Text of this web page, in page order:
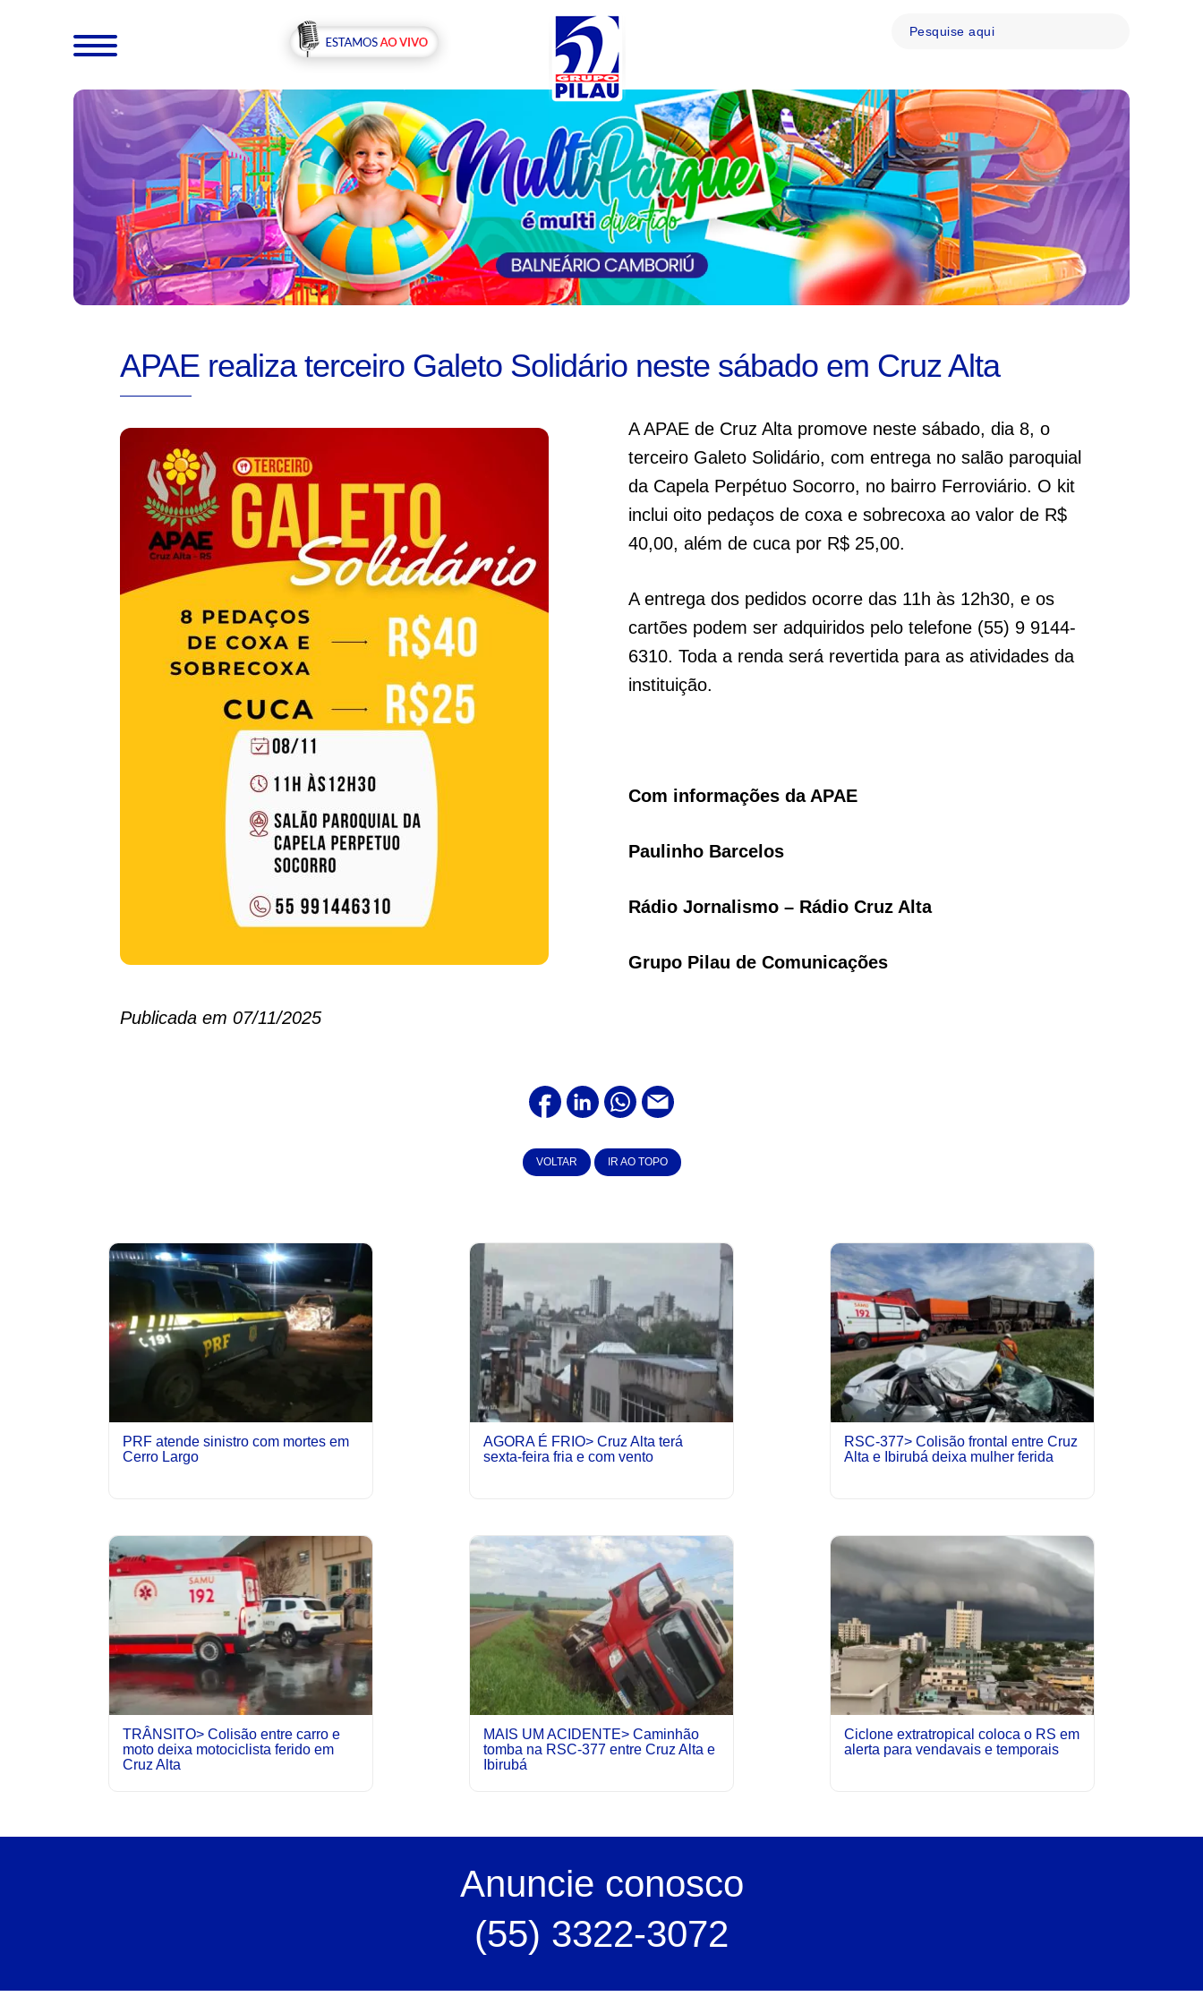
APAE realiza terceiro Galeto Solidário neste sábado em Cruz Alta
A APAE de Cruz Alta promove neste sábado, dia 8, o
terceiro Galeto Solidário, com entrega no salão paroquial
da Capela Perpétuo Socorro, no bairro Ferroviário. O kit
inclui oito pedaços de coxa e sobrecoxa ao valor de R$
40,00, além de cuca por R$ 25,00.
A entrega dos pedidos ocorre das 11h às 12h30, e os
cartões podem ser adquiridos pelo telefone (55) 9 9144-
6310. Toda a renda será revertida para as atividades da
instituição.
Com informações da APAE
Paulinho Barcelos
Rádio Jornalismo – Rádio Cruz Alta
Grupo Pilau de Comunicações
Publicada em 07/11/2025
VOLTAR IR AO TOPO
PRF atende sinistro com mortes em
Cerro Largo
AGORA É FRIO> Cruz Alta terá
sexta-feira fria e com vento
RSC-377> Colisão frontal entre Cruz
Alta e Ibirubá deixa mulher ferida
TRÂNSITO> Colisão entre carro e
moto deixa motociclista ferido em
Cruz Alta
MAIS UM ACIDENTE> Caminhão
tomba na RSC-377 entre Cruz Alta e
Ibirubá
Ciclone extratropical coloca o RS em
alerta para vendavais e temporais
Anuncie conosco
(55) 3322-3072